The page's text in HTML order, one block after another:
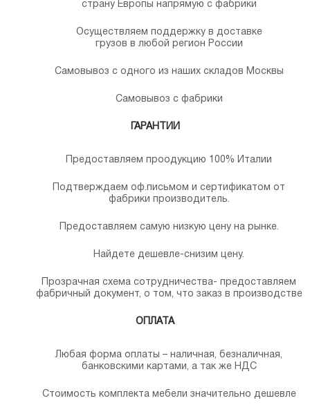
страну Европы напрямую с фабрики
Осуществляем поддержку в доставке
грузов в любой регион России
Самовывоз с одного из наших складов Москвы
Самовывоз с фабрики
ГАРАНТИИ
Предоставляем проодукцию 100% Италии
Подтверждаем оф.письмом и сертификатом от
фабрики производитель.
Предоставляем самую низкую цену на рынке.
Найдете дешевле-снизим цену.
Прозрачная схема сотрудничества- предоставляем
фабричный документ, о том, что заказ в производстве
ОПЛАТА
Любая форма оплаты – наличная, безналичная,
банковскими картами, а так же НДС
Стоимость комплекта мебели значительно дешевле